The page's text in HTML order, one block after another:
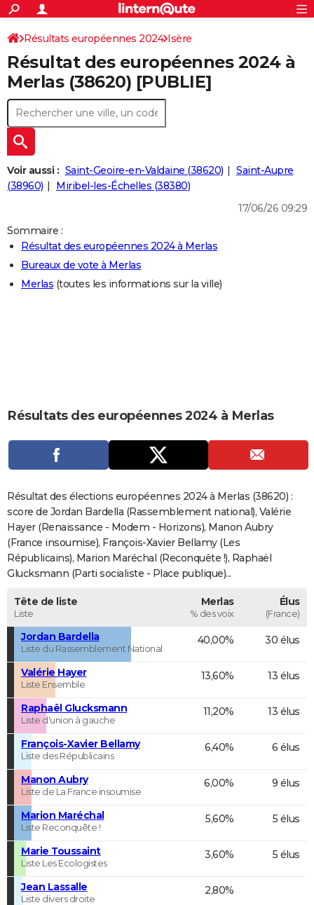
ACTUALITÉS
Politique
Société
Faits Divers
Education
Monde
Villes
+
SPORT
Coupe du monde 2026
Football
Tennis
Cyclisme
Rugby
Forum
CULTURE
Programme TV
TNT
Streaming
Cinéma
Sorties cinéma
Musique
+
FINANCE
Retraite
Impôts
Epargne
Immobilier
Risques naturels par ville
Banque
Assurance
Crédit
AUTO
Essais
Réserver un essai
Citadines
Berlines
SUV
Forum auto
+
HIGH-TECH
Mobiles
Meilleur smartphone
Internet
Ordinateurs
Jeux vidéo
Guide high-tech
+
BRICOLAGE
Guides de France
Escapades
Patrimoine
Expositions
Musées
Week-end nature
LIFESTYLE
Art de vivre
Bien-être
Loisirs
Mode
Modes de vie
CARTE DE VOEUX
Carte de Noël
Carte Bonne année
Carte Saint-Valentin
Carte Pâques
Carte d'anniversaire
DICTIONNAIRE
Dictionnaire
Biographies
Citations
Expressions
Proverbes
PROGRAMME TV
COPAINS D'AVANT
S'inscrire
Se connecter
Lycées
Collèges
Primaires
Universités
Entreprises
Service militaire
Avis de recherche
AVIS DE DÉCÈS
FORUM
S'inscrire
Connexion
Résultats européennes 2024 Isère
Résultat des européennes 2024 à
Merlas (38620) [PUBLIE]
Voir aussi : Saint-Geoire-en-Valdaine (38620)
Saint-Aupre
(38960)
Miribel-les-Échelles (38380)
17/06/26 09:29
Sommaire :
Résultat des européennes 2024 à Merlas
Bureaux de vote à Merlas
Merlas (toutes les informations sur la ville)
Résultats des européennes 2024 à Merlas
Résultat des élections européennes 2024 à Merlas (38620) :
score de Jordan Bardella (Rassemblement national), Valérie
Hayer (Renaissance - Modem - Horizons), Manon Aubry
(France insoumise), François-Xavier Bellamy (Les
Républicains), Marion Maréchal (Reconquête !), Raphaël
Glucksmann (Parti socialiste - Place publique)...
Tête de liste
Liste
Merlas
% des voix
Élus
(France)
Jordan Bardella
Liste du Rassemblement National
40,00% 30 élus
Valérie Hayer
Liste Ensemble
13,60% 13 élus
Raphaël Glucksmann
Liste d'union à gauche
11,20% 13 élus
François-Xavier Bellamy
Liste des Républicains
6,40% 6 élus
Manon Aubry
Liste de La France insoumise
6,00% 9 élus
Marion Maréchal
Liste Reconquête !
5,60% 5 élus
Marie Toussaint
Liste Les Ecologistes
3,60% 5 élus
Jean Lassalle
Liste divers droite
2,80%